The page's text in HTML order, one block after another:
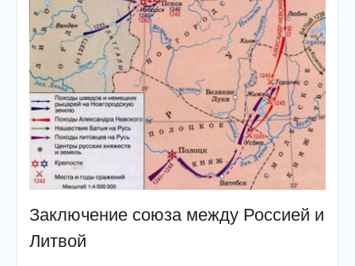
Заключение союза между Россией и
Литвой